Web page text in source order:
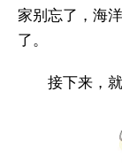
家别忘了，海
了。
接下来，